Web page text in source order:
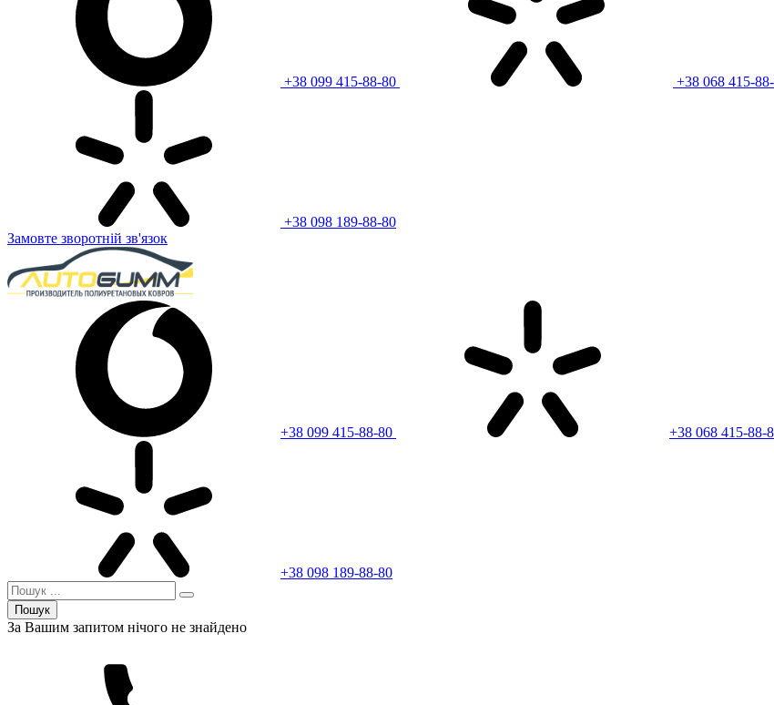
+38 099 415-88-80 +38 068 415-
+38 098 189-88-80
Замовте зворотній зв'язок
+38 099 415-88-80 +38 068 415-88-
+38 098 189-88-80
Пошук
За Вашим запитом нічого не знайдено